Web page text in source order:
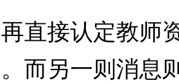
接认定教师
而另一则消息